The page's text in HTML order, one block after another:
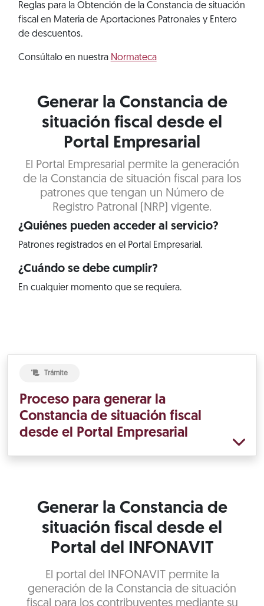
Reglas para la Obtención de la Constancia de situación
fiscal en Materia de Aportaciones Patronales y Entero
de descuentos.
Consúltalo en nuestra Normateca
Generar la Constancia de
situación fiscal desde el
Portal Empresarial
El Portal Empresarial permite la generación
de la Constancia de situación fiscal para los
patrones que tengan un Número de
Registro Patronal (NRP) vigente.
¿Quiénes pueden acceder al servicio?
Patrones registrados en el Portal Empresarial.
¿Cuándo se debe cumplir?
En cualquier momento que se requiera.
Trámite
Proceso para generar la
Constancia de situación fiscal
desde el Portal Empresarial
Generar la Constancia de
situación fiscal desde el
Portal del INFONAVIT
El portal del INFONAVIT permite la
generación de la Constancia de situación
fiscal para los contribuyentes mediante su